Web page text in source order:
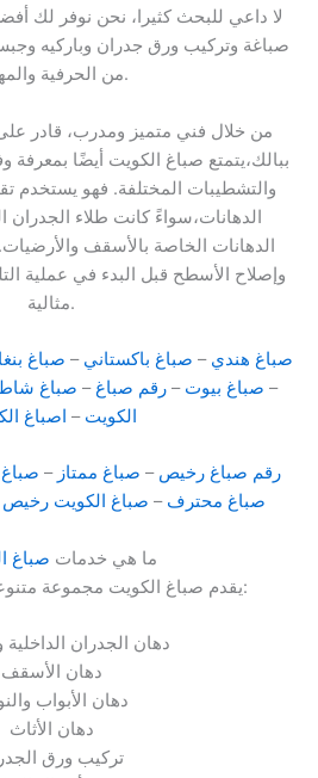
لا داعي للبحث كثيرا، نحن نوفر لك
صباغة وتركيب ورق جدران وباركيه
من الحرفية والمهارة.
من خلال فني متميز ومدرب، قادر
ببالك،يتمتع صباغ الكويت أيضًا بمعرفة
والتشطيبات المختلفة. فهو يستخدم
الدهانات،سواءً كانت طلاء الجدران
الدهانات الخاصة بالأسقف
وإصلاح الأسطح قبل البدء في عملية
مثالية.
صباغ هندي – صباغ باكستاني – صباغ
– صباغ بيوت –رقم صباغ – صباغ
الكويت – اصباغ
رقم صباغ رخيص – صباغ ممتاز –
صباغ محترف – صباغ الكويت رخيص
ما هي خدمات صباغ
يقدم صباغ الكويت مجموعة متنوعة من الخدمات منها:
دهان الجدران الداخلية
دهان الأسقف
دهان الأبواب
دهان الأثاث
تركيب ورق